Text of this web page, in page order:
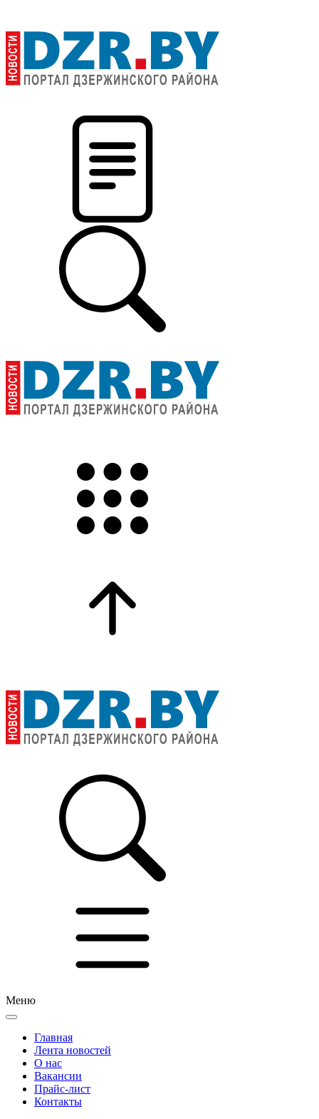
Меню
Главная
Лента новостей
О нас
Вакансии
Прайс-лист
Контакты